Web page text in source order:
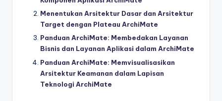
Menentukan Arsitektur Dasar dan Arsitektur
Target dengan Plateau ArchiMate
Panduan ArchiMate: Membedakan Layanan
Bisnis dan Layanan Aplikasi dalam ArchiMate
Panduan ArchiMate: Memvisualisasikan
Arsitektur Keamanan dalam Lapisan
Teknologi ArchiMate